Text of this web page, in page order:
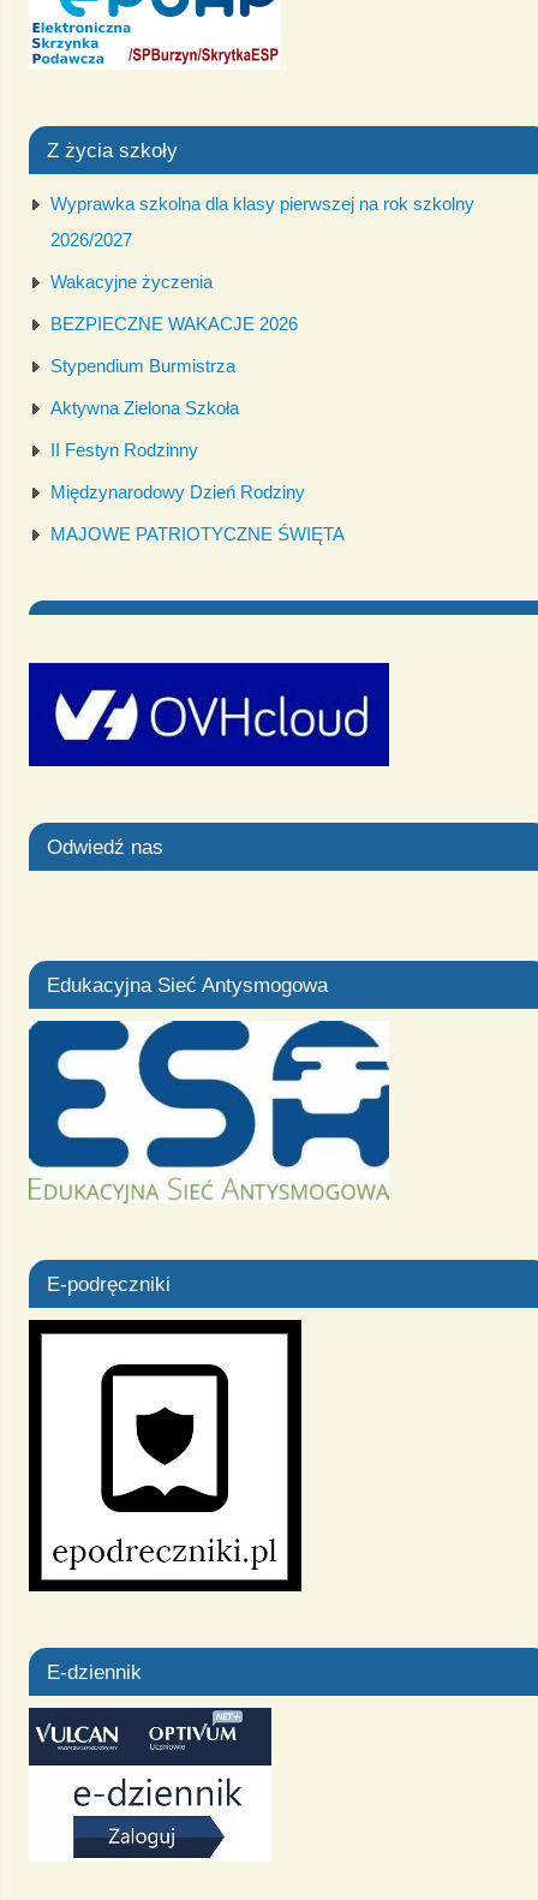
Z życia szkoły
Wyprawka szkolna dla klasy pierwszej na rok szkolny
2026/2027
Wakacyjne życzenia
BEZPIECZNE WAKACJE 2026
Stypendium Burmistrza
Aktywna Zielona Szkoła
II Festyn Rodzinny
Międzynarodowy Dzień Rodziny
MAJOWE PATRIOTYCZNE ŚWIĘTA
Odwiedź nas
Edukacyjna Sieć Antysmogowa
E-podręczniki
E-dziennik